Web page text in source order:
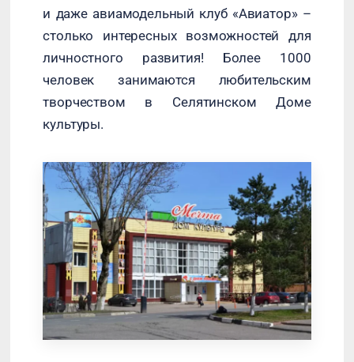
и даже авиамодельный клуб «Авиатор» –
столько интересных возможностей для
личностного развития! Более 1000
человек занимаются любительским
творчеством в Селятинском Доме
культуры.